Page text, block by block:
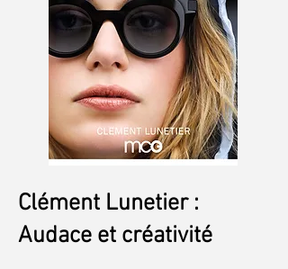
Clément Lunetier :
Audace et créativité